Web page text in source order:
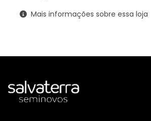
Mais informações sobre essa loja